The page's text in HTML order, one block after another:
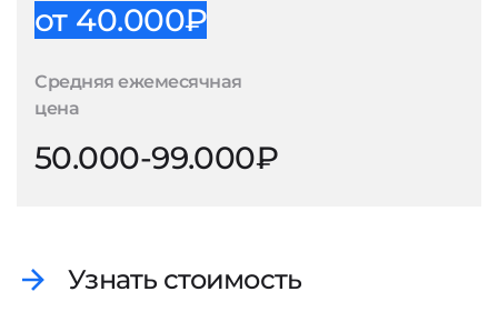
от 40.000₽
Средняя ежемесячная
цена
50.000-99.000₽
Узнать стоимость